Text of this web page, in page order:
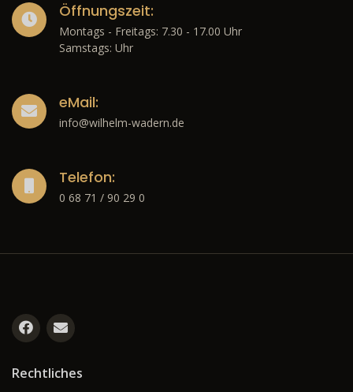
Öffnungszeit:
Montags - Freitags: 7.30 - 17.00 Uhr
Samstags: Uhr
eMail:
info@wilhelm-wadern.de
Telefon:
0 68 71 / 90 29 0
Rechtliches